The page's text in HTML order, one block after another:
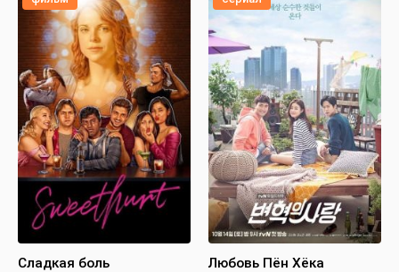
Сладкая боль Любовь Пён Хёка